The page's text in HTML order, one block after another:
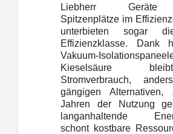
Liebherr Geräte
Spitzenplätze im
unterbieten sogar
Effizienzklasse. Dank
Vakuum-
Kieselsäure
Stromverbrauch,
gängigen Alternativen,
Jahren der Nutzung
langanhaltende
schont kostbare